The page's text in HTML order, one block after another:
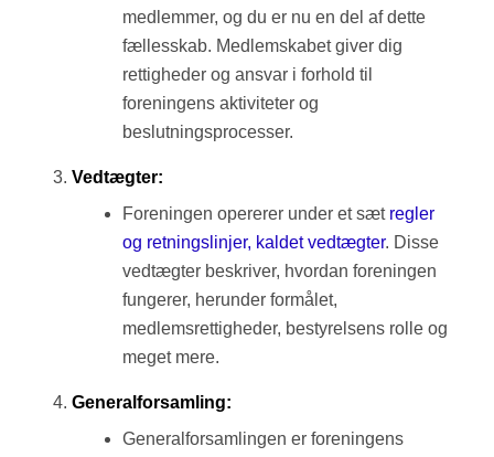
medlemmer, og du er nu en del af dette
fællesskab. Medlemskabet giver dig
rettigheder og ansvar i forhold til
foreningens aktiviteter og
beslutningsprocesser.
Vedtægter:
Foreningen opererer under et sæt regler
og retningslinjer, kaldet vedtægter. Disse
vedtægter beskriver, hvordan foreningen
fungerer, herunder formålet,
medlemsrettigheder, bestyrelsens rolle og
meget mere.
Generalforsamling:
Generalforsamlingen er foreningens